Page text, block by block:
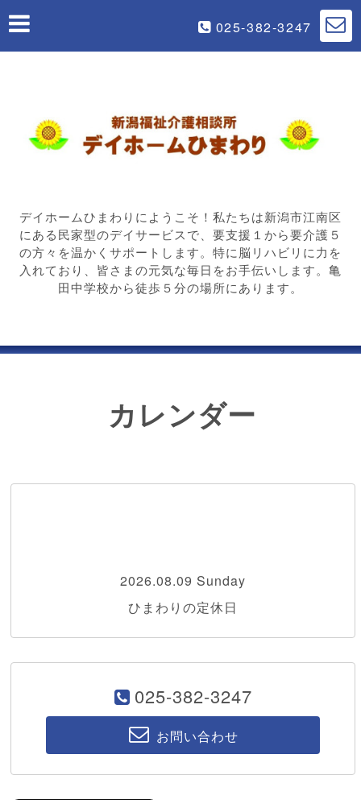
025-382-3247
デイホームひまわりにようこそ！私たちは新潟市江南区
にある民家型のデイサービスで、要支援１から要介護５
の方々を温かくサポートします。特に脳リハビリに力を
入れており、皆さまの元気な毎日をお手伝いします。亀
田中学校から徒歩５分の場所にあります。
カレンダー
2026.08.09 Sunday
ひまわりの定休日
025-382-3247
お問い合わせ